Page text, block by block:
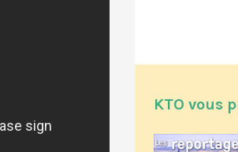
KTO vous